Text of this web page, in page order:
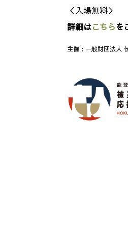
＜入場無料＞
詳細はこちらを
主催：一般財団法人